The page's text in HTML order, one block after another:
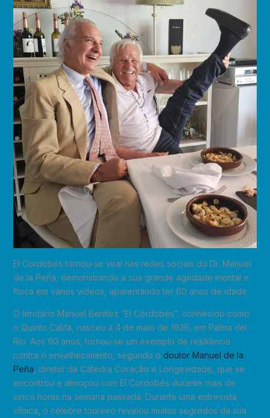
El Cordobés tornou-se viral nas redes sociais do Dr. Manuel
de la Peña, demonstrando a sua grande agilidade mental e
física em vários vídeos, aparentando ter 60 anos de idade.
O lendário Manuel Benítez “El Cordobés”, conhecido como
o Quinto Califa, nasceu a 4 de maio de 1936, em Palma del
Río. Aos 90 anos, tornou-se um exemplo de resiliência
contra o envelhecimento, segundo o doutor Manuel de la
Peña , diretor da Cátedra Coração e Longevidade, que se
encontrou e almoçou com El Cordobés durante mais de
cinco horas na semana passada. Durante uma entrevista
clínica, o célebre toureiro revelou muitos segredos da sua